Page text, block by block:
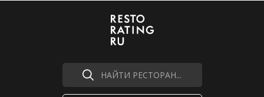
НАЙТИ РЕСТОРАН...